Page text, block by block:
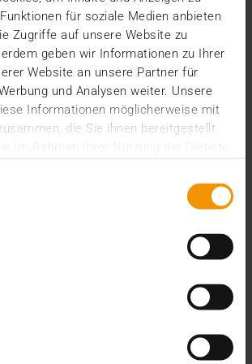
für soziale Medien anbieten
Zugriffe auf unsere Website zu
geben wir Informationen zu Ihrer
Website an unsere Partner für
und Analysen weiter. Unsere
Informationen möglicherweise mit
die Sie ihnen bereitgestellt
IT